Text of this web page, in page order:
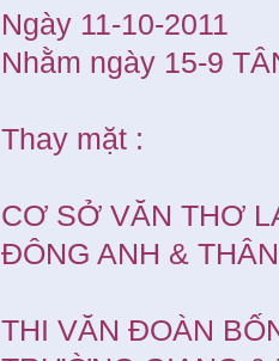
Ngày 11-10-2011
Nhằm ngày 15-9
Thay mặt :
CƠ SỞ VĂN THƠ
ĐÔNG ANH &
THI VĂN ĐOÀN